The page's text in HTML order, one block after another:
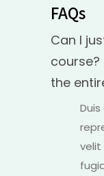
FAQs
Can I
the
velit